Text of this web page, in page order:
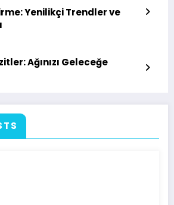
Yenilikçi Trendler ve
Ağınızı Geleceğe